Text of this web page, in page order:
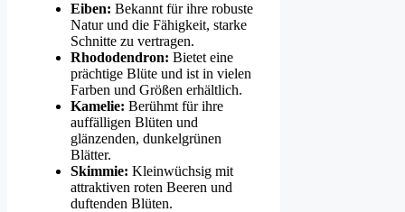
Eiben: Bekannt für ihre robuste
Natur und die Fähigkeit, starke
Schnitte zu vertragen.
Rhododendron: Bietet eine
prächtige Blüte und ist in vielen
Farben und Größen erhältlich.
Kamelie: Berühmt für ihre
auffälligen Blüten und
glänzenden, dunkelgrünen
Blätter.
Skimmie: Kleinwüchsig mit
attraktiven roten Beeren und
duftenden Blüten.